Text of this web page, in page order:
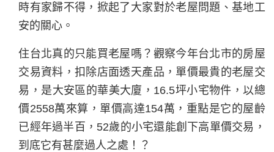
時有家歸不得，掀起了大家對於老屋問題、基地工
安的關心。
住台北真的只能買老屋嗎？觀察今年台北市的房屋
交易資料，扣除店面透天產品，單價最貴的老屋交
易，是大安區的華美大廈，16.5坪小宅物件，以總
價2558萬來算，單價高達154萬，重點是它的屋齡
已經年過半百，52歲的小宅還能創下高單價交易，
到底它有甚麼過人之處！？